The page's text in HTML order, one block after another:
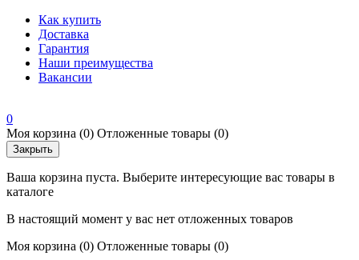
Как купить
Доставка
Гарантия
Наши преимущества
Вакансии
0
Моя корзина (0) Отложенные товары (0)
Закрыть
Ваша корзина пуста. Выберите интересующие вас товары в
каталоге
В настоящий момент у вас нет отложенных товаров
Моя корзина (0) Отложенные товары (0)